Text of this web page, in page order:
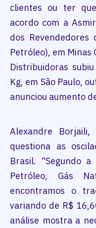
clientes ou ter
acordo com a
dos Revendedores
Petróleo), em Minas
Distribuidoras
Kg, em São Paulo,
anunciou aumento
Alexandre Borjaili,
questiona as
Brasil. “Segundo
Petróleo, Gás
encontramos o
variando de R$
análise mostra a